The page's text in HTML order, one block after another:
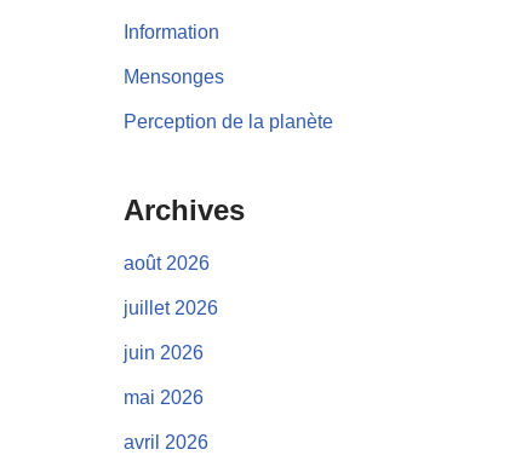
Information
Mensonges
Perception de la planète
Archives
août 2026
juillet 2026
juin 2026
mai 2026
avril 2026